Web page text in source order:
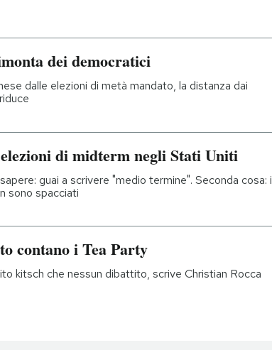
dei democratici
dalle elezioni di metà mandato, la distanza dai
di midterm negli Stati Uniti
guai a scrivere "medio termine". Seconda cosa: i
sono spacciati
contano i Tea Party
kitsch che nessun dibattito, scrive Christian Rocca